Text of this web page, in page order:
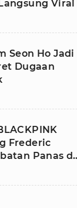
Viral
Seon Ho Jadi
Dugaan
Frederic
Panas di